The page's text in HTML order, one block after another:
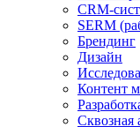
CRM-
SERM
Брендинг
Дизайн
Контент
Сквозная